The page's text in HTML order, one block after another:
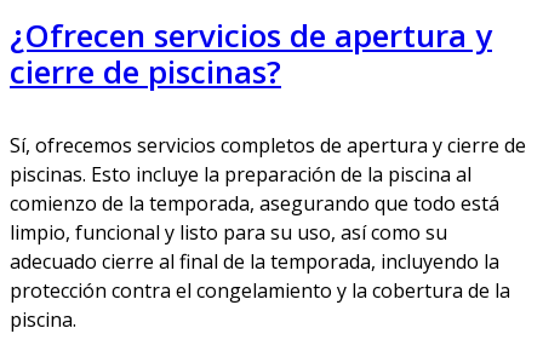
¿Ofrecen servicios de apertura y
cierre de piscinas?
Sí, ofrecemos servicios completos de apertura y cierre de
piscinas. Esto incluye la preparación de la piscina al
comienzo de la temporada, asegurando que todo está
limpio, funcional y listo para su uso, así como su
adecuado cierre al final de la temporada, incluyendo la
protección contra el congelamiento y la cobertura de la
piscina.